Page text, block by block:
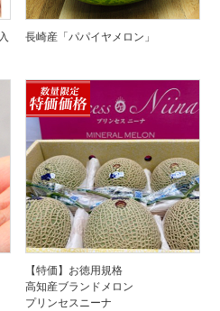
長崎産「パパイヤメロン」
【特価】お徳用規格
高知産ブランドメロン
プリンセスニーナ